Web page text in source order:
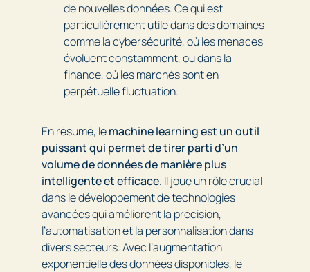
de nouvelles données. Ce qui est
particulièrement utile dans des domaines
comme la cybersécurité, où les menaces
évoluent constamment, ou dans la
finance, où les marchés sont en
perpétuelle fluctuation.
En résumé, lemachine learning est un outil
puissant qui permet de tirer parti d’un
volume de données de manière plus
intelligente et efficace. Il joue un rôle crucial
dans le développement de technologies
avancées qui améliorent la précision,
l’automatisation et la personnalisation dans
divers secteurs. Avec l’augmentation
exponentielle des données disponibles, le